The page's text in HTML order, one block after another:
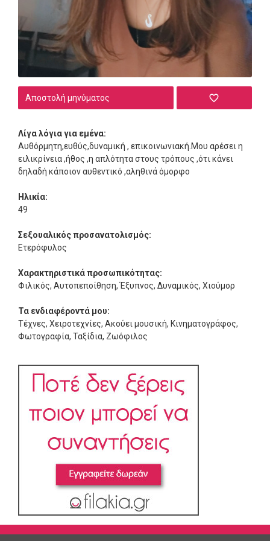
Αποστολή μηνύματος
Λίγα λόγια για εμένα:
Αυθόρμητη,ευθύς,δυναμική , επικοινωνιακή.Μου αρέσει η
ειλικρίνεια ,ήθος ,η απλότητα στους τρόπους ,ότι κάνει
δηλαδή κάποιον αυθεντικό ,αληθινά όμορφο
Ηλικία:
49
Σεξουαλικός προσανατολισμός:
Ετερόφυλος
Χαρακτηριστικά προσωπικότητας:
Φιλικός, Αυτοπεποίθηση, Έξυπνος, Δυναμικός, Χιούμορ
Τα ενδιαφέροντά μου:
Τέχνες, Χειροτεχνίες, Ακούει μουσική, Κινηματογράφος,
Φωτογραφία, Ταξίδια, Ζωόφιλος